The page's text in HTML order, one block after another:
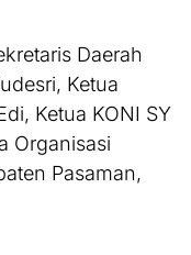
Daerah
Ketua
Ketua KONI SY
Organisasi
Pasaman,